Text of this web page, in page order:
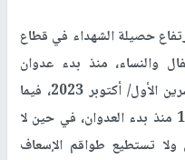
حصيلة الشهداء في قطاع
الأطفال والنساء، منذ بدء عدوان
الاحتلال الإسرائيلي في السابع من تشرين الأول/ أكتوبر 2023، فيما
ارتفعت حصيلة الإصابات إلى 171,192 منذ بدء العدوان، في حين لا
تستطيع طواقم الإسعاف